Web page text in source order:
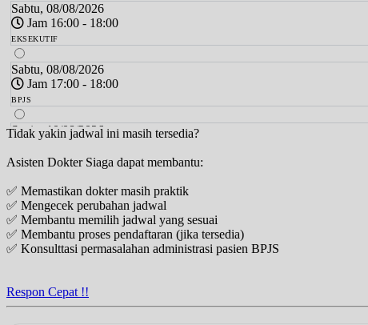
Sabtu, 08/08/2026
Jam 16:00 - 18:00
EKSEKUTIF
Sabtu, 08/08/2026
Jam 17:00 - 18:00
BPJS
Senin, 10/08/2026
Jam 18:00 - 20:00
EKSEKUTIF
Senin, 10/08/2026
Jam 19:00 - 20:00
BPJS
Selasa, 11/08/2026
Tidak yakin jadwal ini masih tersedia?
Asisten Dokter Siaga dapat membantu:
✅ Memastikan dokter masih praktik
✅ Mengecek perubahan jadwal
✅ Membantu memilih jadwal yang sesuai
✅ Membantu proses pendaftaran (jika tersedia)
✅ Konsulttasi permasalahan administrasi pasien BPJS
Respon Cepat !!